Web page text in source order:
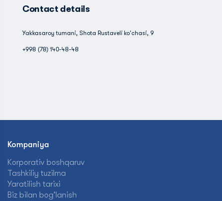
Contact details
Yakkasaroy tumani, Shota Rustaveli ko'chasi, 9
+998 (78) 140-48-48
Kompaniya
Korporativ boshqaruv
Tashkiliy tuzilma
Yaratilish tarixi
Biz bilan bog'lanish